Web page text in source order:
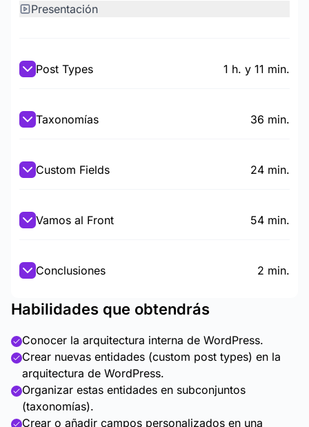
Presentación
Post Types 1 h. y 11 min.
Taxonomías 36 min.
Custom Fields 24 min.
Vamos al Front 54 min.
Conclusiones 2 min.
Habilidades que obtendrás
Conocer la arquitectura interna de WordPress.
Crear nuevas entidades (custom post types) en la
arquitectura de WordPress.
Organizar estas entidades en subconjuntos
(taxonomías).
Crear o añadir campos personalizados en una